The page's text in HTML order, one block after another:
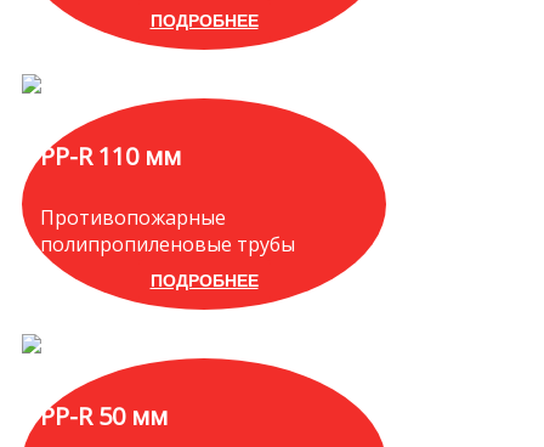
ПОДРОБНЕЕ
PP-R 110 мм
Противопожарные
полипропиленовые трубы
ПОДРОБНЕЕ
PP-R 50 мм